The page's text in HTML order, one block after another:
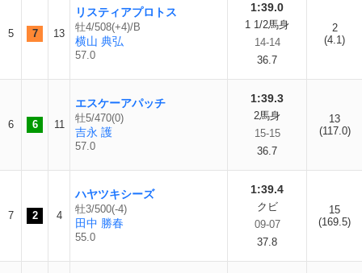
5 7 13
リスティアプロトス
牡4/508(+4)/B
横山 典弘
57.0
1:39.0
1 1/2馬身
14-14
36.7
2
(4.1)
6 6 11
エスケーアパッチ
牡5/470(0)
吉永 護
57.0
1:39.3
2馬身
15-15
36.7
13
(117.0)
7 2 4
ハヤツキシーズ
牡3/500(-4)
田中 勝春
55.0
1:39.4
クビ
09-07
37.8
15
(169.5)